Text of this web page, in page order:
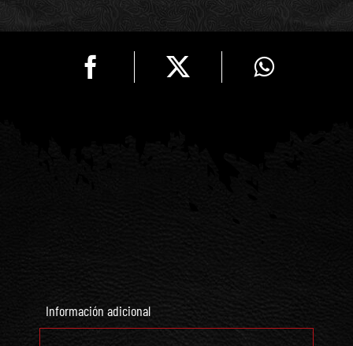
Plateado
cantidad
Información adicional